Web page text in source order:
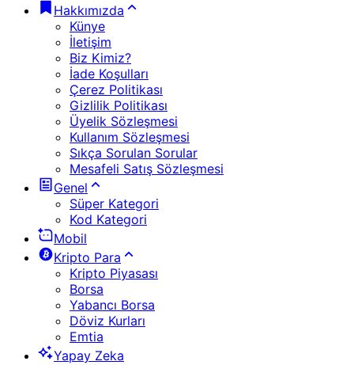
Hakkımızda
Künye
İletişim
Biz Kimiz?
İade Koşulları
Çerez Politikası
Gizlilik Politikası
Üyelik Sözleşmesi
Kullanım Sözleşmesi
Sıkça Sorulan Sorular
Mesafeli Satış Sözleşmesi
Genel
Süper Kategori
Kod Kategori
Mobil
Kripto Para
Kripto Piyasası
Borsa
Yabancı Borsa
Döviz Kurları
Emtia
Yapay Zeka